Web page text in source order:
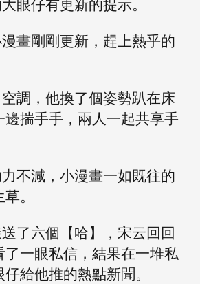
畫剛剛更新，趕上熱乎的
調，他換了個姿勢趴在床
揣手手，兩人一起共享手
不減，小漫畫一如既往的
。
了六個【哈】，宋云回回
一眼私信，結果在一堆私
給他推的熱點新聞。